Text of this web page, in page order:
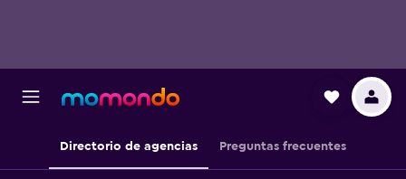
Directorio de agencias Preguntas frecuentes